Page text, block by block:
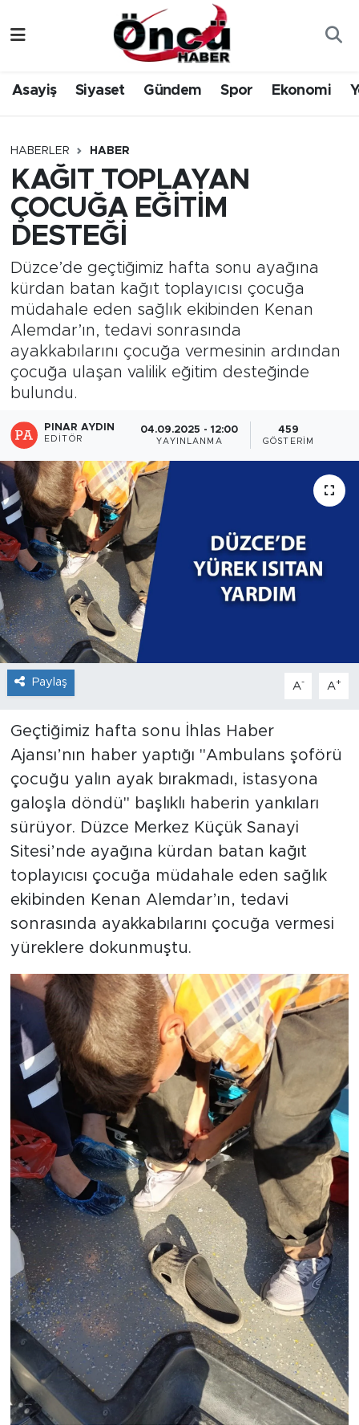
Asayiş Siyaset Gündem Spor Ekonomi
HABERLER HABER
KAĞIT TOPLAYAN
ÇOCUĞA EĞİTİM
DESTEĞİ
Düzce’de geçtiğimiz hafta sonu ayağına
kürdan batan kağıt toplayıcısı çocuğa
müdahale eden sağlık ekibinden Kenan
Alemdar’ın, tedavi sonrasında
ayakkabılarını çocuğa vermesinin ardından
çocuğa ulaşan valilik eğitim desteğinde
bulundu.
PINAR AYDIN
EDITÖR
04.09.2025 - 12:00
YAYINLANMA
459
GÖSTERIM
Paylaş A- A+
Geçtiğimiz hafta sonu İhlas Haber
Ajansı’nın haber yaptığı "Ambulans şoförü
çocuğu yalın ayak bırakmadı, istasyona
galoşla döndü" başlıklı haberin yankıları
sürüyor. Düzce Merkez Küçük Sanayi
Sitesi’nde ayağına kürdan batan kağıt
toplayıcısı çocuğa müdahale eden sağlık
ekibinden Kenan Alemdar’ın, tedavi
sonrasında ayakkabılarını çocuğa vermesi
yüreklere dokunmuştu.
Gündem
Spor
Siyaset
Yerel Haber
Öncü Radyo Dinle
Öncü TV İzle
Düzce Nöbetçi Eczaneler
Düzce Hava Durumu
Düzce Trafik Yoğunluk Haritası
Süper Lig Puan Durumu ve Fikstür
Tüm Manşetler
Son Dakika Haberleri
Haber Arşivi